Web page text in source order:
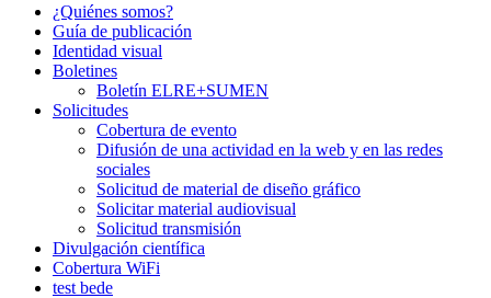
¿Quiénes somos?
Guía de publicación
Identidad visual
Boletines
Boletín ELRE+SUMEN
Solicitudes
Cobertura de evento
Difusión de una actividad en la web y en las redes
sociales
Solicitud de material de diseño gráfico
Solicitar material audiovisual
Solicitud transmisión
Divulgación científica
Cobertura WiFi
test bede